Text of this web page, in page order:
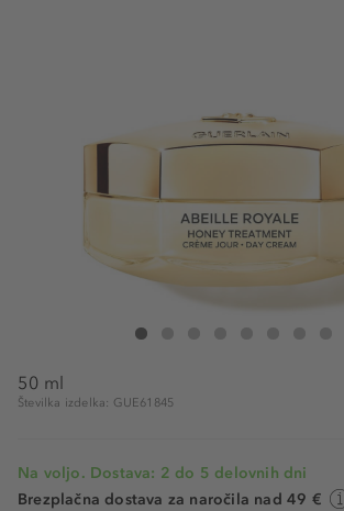
Guerlain Abeille Royale Day Cream
50 ml
Številka izdelka: GUE61845
Na voljo. Dostava: 2 do 5 delovnih dni
Brezplačna dostava za naročila nad 49 €